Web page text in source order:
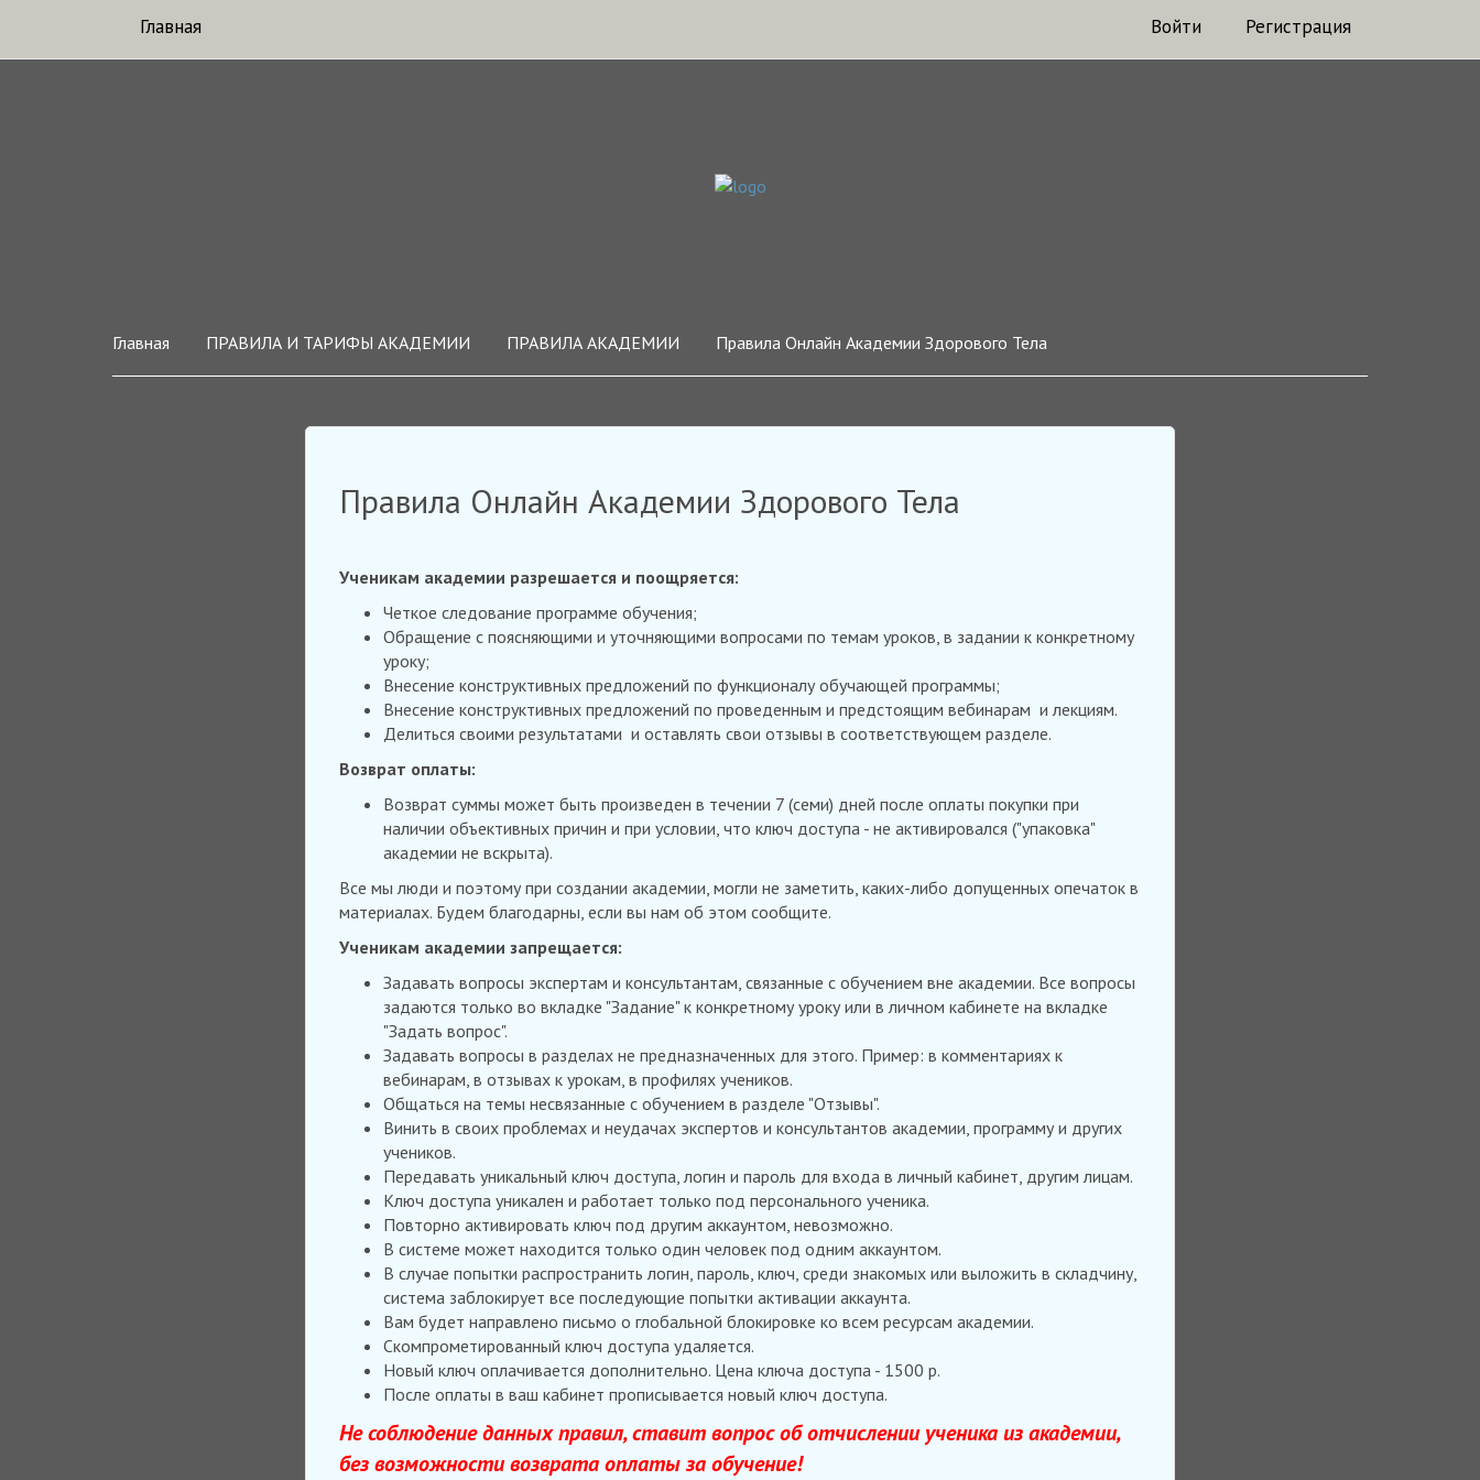
Главная Войти Регистрация
Главная ПРАВИЛА И ТАРИФЫ АКАДЕМИИ ПРАВИЛА АКАДЕМИИ Правила Онлайн Академии Здорового Тела
Правила Онлайн Академии Здорового Тела
Ученикам академии разрешается и поощряется:
Четкое следование программе обучения;
Обращение с поясняющими и уточняющими вопросами по темам уроков, в задании к конкретному
уроку;
Внесение конструктивных предложений по функционалу обучающей программы;
Внесение конструктивных предложений по проведенным и предстоящим вебинарам и лекциям.
Делиться своими результатами и оставлять свои отзывы в соответствующем разделе.
Возврат оплаты:
Возврат суммы может быть произведен в течении 7 (семи) дней после оплаты покупки при
наличии объективных причин и при условии, что ключ доступа - не активировался ("упаковка"
академии не вскрыта).
Все мы люди и поэтому при создании академии, могли не заметить, каких-либо допущенных опечаток в
материалах. Будем благодарны, если вы нам об этом сообщите.
Ученикам академии запрещается:
Задавать вопросы экспертам и консультантам, связанные с обучением вне академии. Все вопросы
задаются только во вкладке "Задание" к конкретному уроку или в личном кабинете на вкладке
"Задать вопрос".
Задавать вопросы в разделах не предназначенных для этого. Пример: в комментариях к
вебинарам, в отзывах к урокам, в профилях учеников.
Общаться на темы несвязанные с обучением в разделе "Отзывы".
Винить в своих проблемах и неудачах экспертов и консультантов академии, программу и других
учеников.
Передавать уникальный ключ доступа, логин и пароль для входа в личный кабинет, другим лицам.
Ключ доступа уникален и работает только под персонального ученика.
Повторно активировать ключ под другим аккаунтом, невозможно.
В системе может находится только один человек под одним аккаунтом.
В случае попытки распространить логин, пароль, ключ, среди знакомых или выложить в складчину,
система заблокирует все последующие попытки активации аккаунта.
Вам будет направлено письмо о глобальной блокировке ко всем ресурсам академии.
Скомпрометированный ключ доступа удаляется.
Новый ключ оплачивается дополнительно. Цена ключа доступа - 1500 р.
После оплаты в ваш кабинет прописывается новый ключ доступа.
Не соблюдение данных правил, ставит вопрос об отчислении ученика из академии,
без возможности возврата оплаты за обучение!